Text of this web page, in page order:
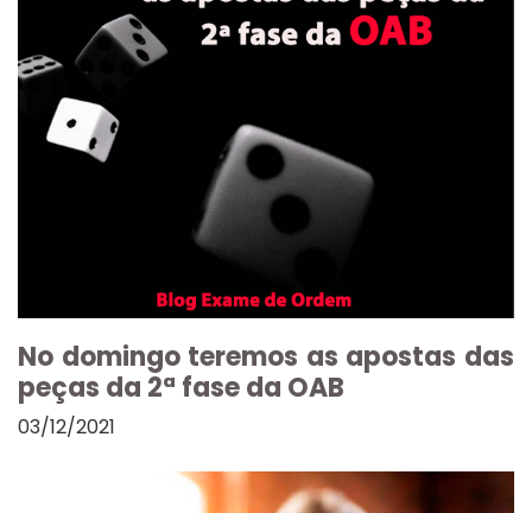
No domingo teremos as apostas das
peças da 2ª fase da OAB
03/12/2021